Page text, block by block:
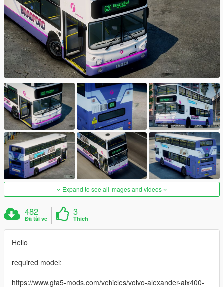
Expand to see all images and videos
482
Đã tải về
3
Thích
Hello
required model:
https://www.gta5-mods.com/vehicles/volvo-alexander-alx400-